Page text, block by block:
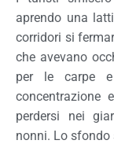
aprendo una
corridori si
che avevano
per le carpe
concentrazione
perdersi nei
nonni. Lo sfondo